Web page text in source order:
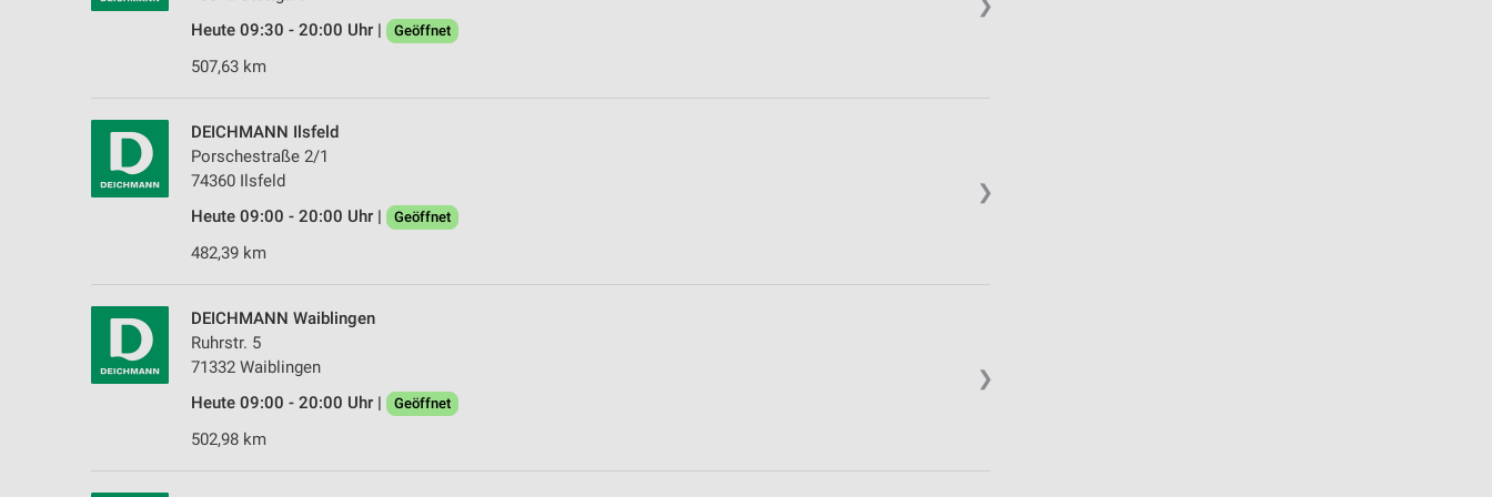
❯
Heute 09:30 - 20:00 Uhr |
Geöffnet
507,63 km
❯
DEICHMANN Ilsfeld
Porschestraße 2/1
74360 Ilsfeld
Heute 09:00 - 20:00 Uhr |
Geöffnet
482,39 km
❯
DEICHMANN Waiblingen
Ruhrstr. 5
71332 Waiblingen
Heute 09:00 - 20:00 Uhr |
Geöffnet
502,98 km